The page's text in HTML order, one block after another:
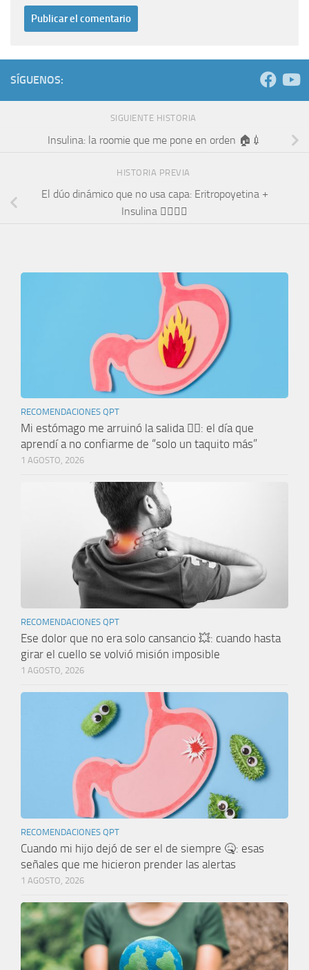
SÍGUENOS:
SIGUIENTE HISTORIA
Insulina: la roomie que me pone en orden 🏠💉
HISTORIA PREVIA
El dúo dinámico que no usa capa: Eritropoyetina +
Insulina 🦸‍♂️🦸‍♀️
RECOMENDACIONES QPT
Mi estómago me arruinó la salida 🤦‍♀️: el día que
aprendí a no confiarme de “solo un taquito más”
1 AGOSTO, 2026
RECOMENDACIONES QPT
Ese dolor que no era solo cansancio 💥: cuando hasta
girar el cuello se volvió misión imposible
1 AGOSTO, 2026
RECOMENDACIONES QPT
Cuando mi hijo dejó de ser el de siempre 🤒: esas
señales que me hicieron prender las alertas
1 AGOSTO, 2026